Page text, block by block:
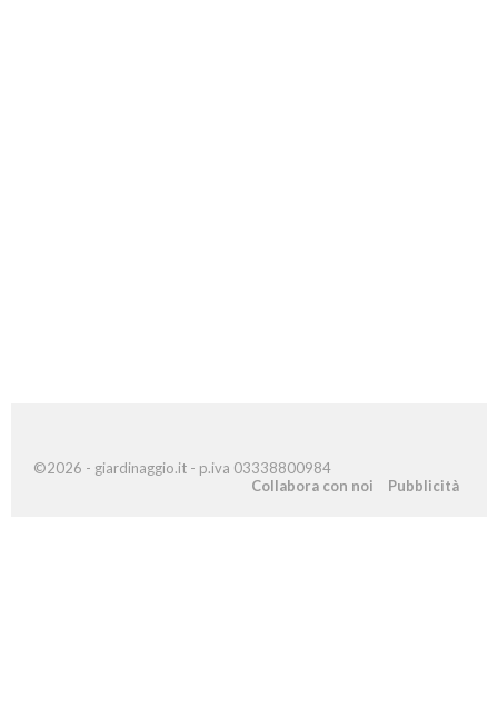
©2026 - giardinaggio.it - p.iva 03338800984
Collabora con noi
Pubblicità